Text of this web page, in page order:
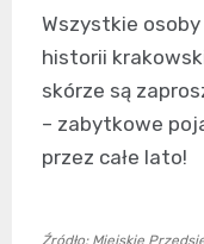
Wszystkie
historii
skórze są
– zabytkowe
przez całe lato!
Źródło: Miejskie